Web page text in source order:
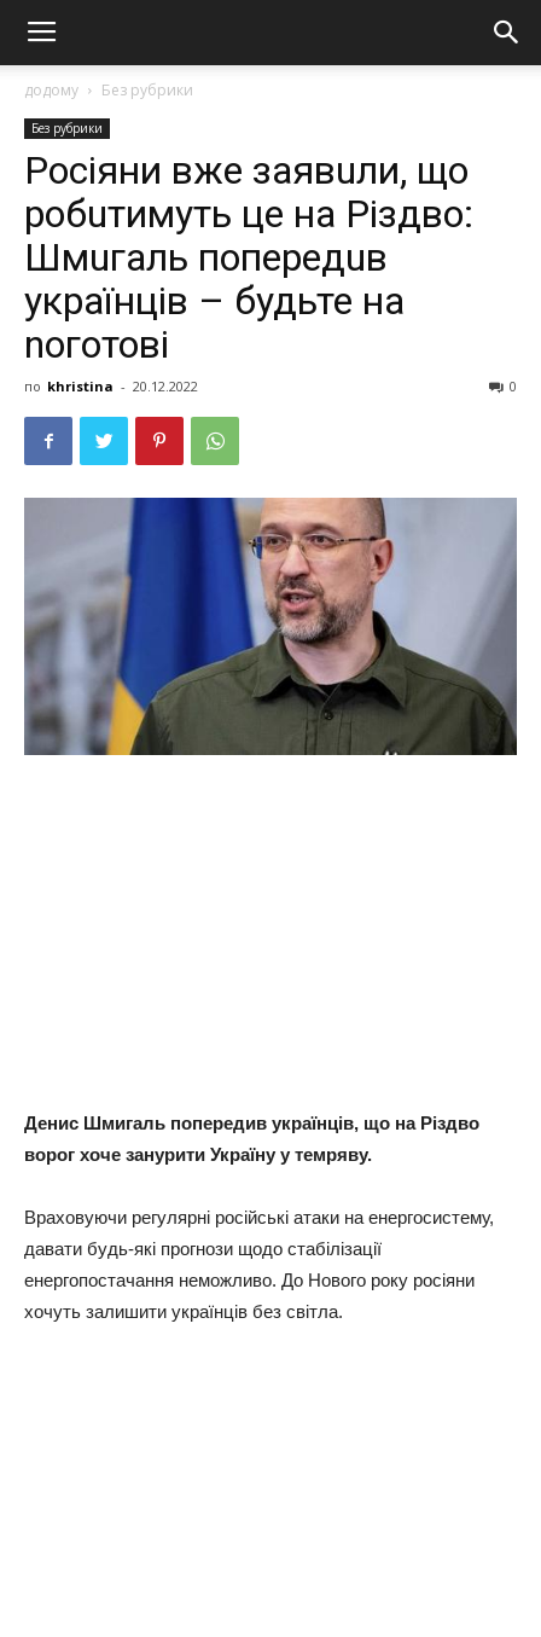
додому Без рубрики
Без рубрики
Росiяни вже заявuли, що
робuтимуть це на Різдво:
Шмuгаль попередuв
українців – будьте на
nоготові
по khristina - 20.12.2022 0
Денис Шмигаль попередив українців, що на Різдво
ворог хоче занурити Україну у темряву.
Враховуючи регулярні російські атаки на енергосистему,
давати будь-які прогнози щодо стабілізації
енергопостачання неможливо. До Нового року росіяни
хочуть залишити українців без світла.